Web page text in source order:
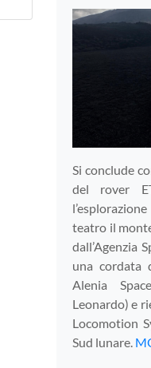
Si conclude
del rover
teatro il
dall’Agenzia
una cordata
Alenia
Leonardo) e
Locomotion
Sud lunare.